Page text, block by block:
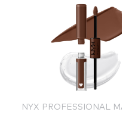
NYX PROFESSIONAL